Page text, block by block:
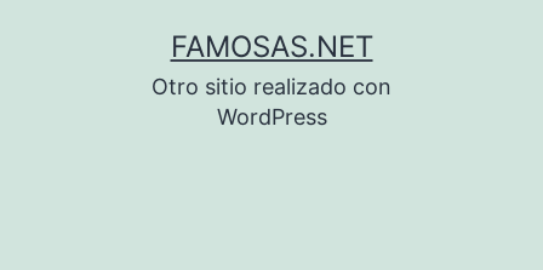
FAMOSAS.NET
Otro sitio realizado con
WordPress